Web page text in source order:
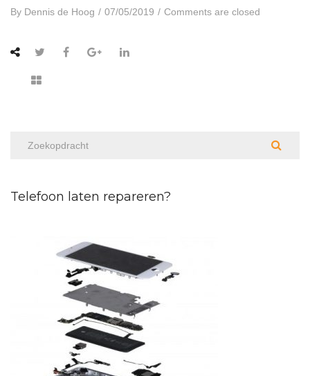
By Dennis de Hoog / 07/05/2019 / Comments are closed
Telefoon laten repareren?